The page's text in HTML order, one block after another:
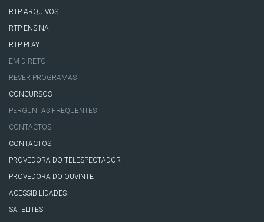
RTP ARQUIVOS
RTP ENSINA
RTP PLAY
EM DIRETO
REVER PROGRAMAS
CONCURSOS
PERGUNTAS FREQUENTES
CONTACTOS
CONTACTOS
PROVEDORA DO TELESPECTADOR
PROVEDORA DO OUVINTE
ACESSIBILIDADES
SATÉLITES